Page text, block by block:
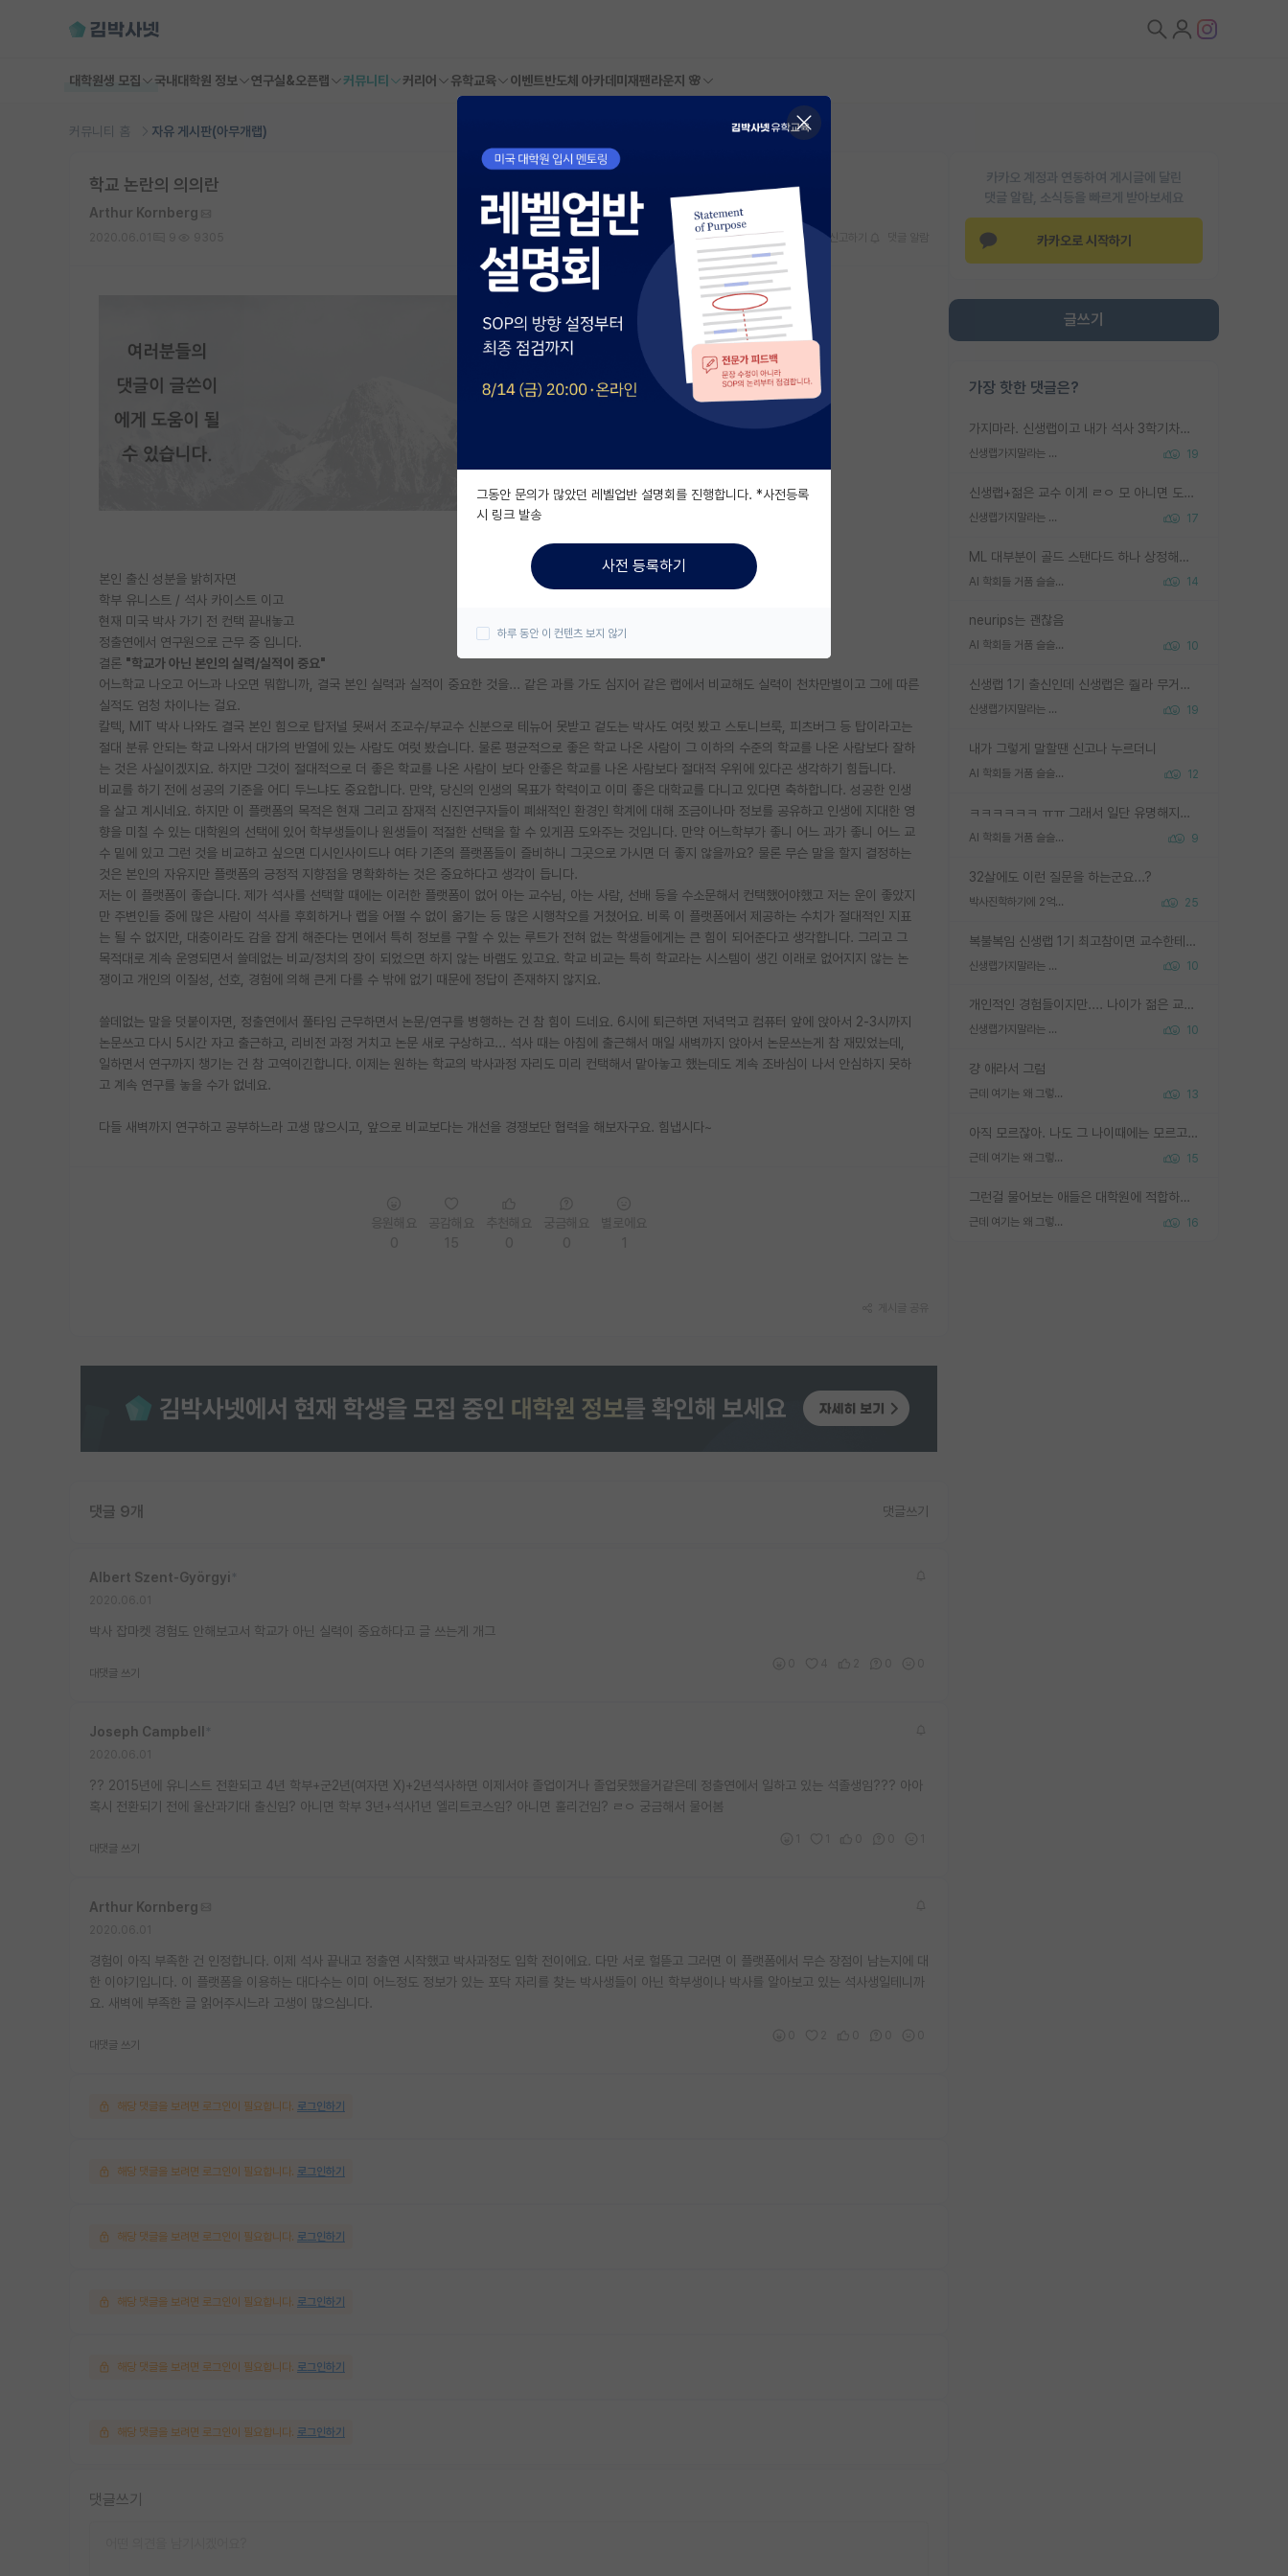
대학원생 모집 국내대학원 정보 연구실&오픈랩 커뮤니티 커리어 유학교육 이벤트반도체 아카데미 재팬라운지 🌸
커뮤니티 홈 자유 게시판(아무개랩)
카카오 계정과 연동하여 게시글에 달린
댓글 알람, 소식등을 빠르게 받아보세요
카카오로 시작하기
글쓰기
가장 핫한 댓글은?
가지마라. 신생랩이고 내가 석사 3학기차인데 최고참인데 나도 아무것도 모르는데 교수가 후배들 왜 논문 교육 안시키냐. 논문 왜 안 써오냐 닦달한다
신생랩가지말라는 이유가 있었구나 19
신생랩+젊은 교수 이게 ㄹㅇ 모 아니면 도인듯.
신생랩가지말라는 이유가 있었구나 17
ML 대부분이 골드 스탠다드 하나 상정해놓고 (벤치마크 데이터셋이 여러 개면 여러 개 상정) 그거 얼마나 잘 맞추나 싸움임 가끔 번뜩이는 설계 철학을 보여주는 논문들도 있지만 대부분 그거 성적 얼마나 더 올리느라에 혈안이 되어 있는 측면이 잇음
AI 학회들 거품 슬슬 지적이 나오네요 14
neurips는 괜찮음
AI 학회들 거품 슬슬 지적이 나오네요 10
신생랩 1기 출신인데 신생랩은 줠라 무거운 바벨 같은거임. 들면 대박인데 못들면 깔려 죽음. 아무도 알려주지 않는 환경에서 자생해야하지만, 일단 살아남았다면 그 어떤 사람보다 악착같고 생존력 높은 사람으로 거듭날 수 있음
신생랩가지말라는 이유가 있었구나 19
내가 그렇게 말할땐 신고나 누르더니
AI 학회들 거품 슬슬 지적이 나오네요 12
ㅋㅋㅋㅋㅋㅋ ㅠㅠ 그래서 일단 유명해지는게 중요한거같습니다
AI 학회들 거품 슬슬 지적이 나오네요 9
32살에도 이런 질문을 하는군요...?
박사진학하기에 2억은 괜찮은 (?) 정도의 경제력인가요 25
복불복임 신생랩 1기 최고참이면 교수한테 직접 지도받는 시간이 매우 많음 제대로 된 교수라면 말이지 그게 아니라면 그냥 넌 해방 불가능한 노예 1호에 감점쓰레기통이 되는거고
신생랩가지말라는 이유가 있었구나 10
개인적인 경험들이지만.... 나이가 젊은 교수일수록 꼰대라는 가면을 쓴 채로 무례함을 행동하는 경우가 거의 90% 정도였음. 나이가 어린데 다른 또래들과 달리 명예, 권력, 재력까지 얻었으니 세상 다 가진 기분이겠지. 오히러 나이 든 교수들이 행동과 말을 더 조심하시더라.
신생랩가지말라는 이유가 있었구나 10
걍 애라서 그럼
근데 여기는 왜 그렇게 SPK를 물어보는거임? 13
아직 모르잖아. 나도 그 나이때에는 모르고 평가 받고 안심하고 싶었어.
근데 여기는 왜 그렇게 SPK를 물어보는거임? 15
그런걸 물어보는 애들은 대학원에 적합하지 않다
근데 여기는 왜 그렇게 SPK를 물어보는거임? 16
학교 논란의 의의란
Arthur Kornberg
스크랩 신고하기
본인 출신 성분을 밝히자면
학부 유니스트 / 석사 카이스트 이고
현재 미국 박사 가기 전 컨택 끝내놓고
정출연에서 연구원으로 근무 중 입니다.
결론 "학교가 아닌 본인의 실력/실적이 중요"
어느학교 나오고 어느과 나오면 뭐합니까, 결국 본인 실력과 실적이 중요한 것을... 같은 과를 가도 심지어 같은 랩에서 비교해도 실력이 천차만별이고 그에 따른
실적도 엄청 차이나는 걸요.
칼텍, MIT 박사 나와도 결국 본인 힘으로 탑저널 못써서 조교수/부교수 신분으로 테뉴어 못받고 겉도는 박사도 여럿 봤고 스토니브룩, 피츠버그 등 탑이라고는
절대 분류 안되는 학교 나와서 대가의 반열에 있는 사람도 여럿 봤습니다. 물론 평균적으로 좋은 학교 나온 사람이 그 이하의 수준의 학교를 나온 사람보다 잘하
는 것은 사실이겠지요. 하지만 그것이 절대적으로 더 좋은 학교를 나온 사람이 보다 안좋은 학교를 나온 사람보다 절대적 우위에 있다곤 생각하기 힘듭니다.
비교를 하기 전에 성공의 기준을 어디 두느냐도 중요합니다. 만약, 당신의 인생의 목표가 학력이고 이미 좋은 대학교를 다니고 있다면 축하합니다. 성공한 인생
을 살고 계시네요. 하지만 이 플랫폼의 목적은 현재 그리고 잠재적 신진연구자들이 폐쇄적인 환경인 학계에 대해 조금이나마 정보를 공유하고 인생에 지대한 영
향을 미칠 수 있는 대학원의 선택에 있어 학부생들이나 원생들이 적절한 선택을 할 수 있게끔 도와주는 것입니다. 만약 어느학부가 좋니 어느 과가 좋니 어느 교
수 밑에 있고 그런 것을 비교하고 싶으면 디시인사이드나 여타 기존의 플랫폼들이 즐비하니 그곳으로 가시면 더 좋지 않을까요? 물론 무슨 말을 할지 결정하는
것은 본인의 자유지만 플랫폼의 긍정적 지향점을 명확화하는 것은 중요하다고 생각이 듭니다.
저는 이 플랫폼이 좋습니다. 제가 석사를 선택할 때에는 이러한 플랫폼이 없어 아는 교수님, 아는 사람, 선배 등을 수소문해서 컨택했어야했고 저는 운이 좋았지
만 주변인들 중에 많은 사람이 석사를 후회하거나 랩을 어쩔 수 없이 옮기는 등 많은 시행착오를 거쳤어요. 비록 이 플랫폼에서 제공하는 수치가 절대적인 지표
는 될 수 없지만, 대충이라도 감을 잡게 해준다는 면에서 특히 정보를 구할 수 있는 루트가 전혀 없는 학생들에게는 큰 힘이 되어준다고 생각합니다. 그리고 그
목적대로 계속 운영되면서 쓸데없는 비교/정치의 장이 되었으면 하지 않는 바램도 있고요. 학교 비교는 특히 학교라는 시스템이 생긴 이래로 없어지지 않는 논
쟁이고 개인의 이질성, 선호, 경험에 의해 큰게 다를 수 밖에 없기 때문에 정답이 존재하지 않지요.
쓸데없는 말을 덧붙이자면, 정출연에서 풀타임 근무하면서 논문/연구를 병행하는 건 참 힘이 드네요. 6시에 퇴근하면 저녁먹고 컴퓨터 앞에 앉아서 2-3시까지
논문쓰고 다시 5시간 자고 출근하고, 리비전 과정 거치고 논문 새로 구상하고... 석사 때는 아침에 출근해서 매일 새벽까지 앉아서 논문쓰는게 참 재밌었는데,
일하면서 연구까지 챙기는 건 참 고역이긴합니다. 이제는 원하는 학교의 박사과정 자리도 미리 컨택해서 맡아놓고 했는데도 계속 조바심이 나서 안심하지 못하
고 계속 연구를 놓을 수가 없네요.
다들 새벽까지 연구하고 공부하느라 고생 많으시고, 앞으로 비교보다는 개선을 경쟁보단 협력을 해보자구요. 힘냅시다~
댓글 9개 댓글쓰기
Albert Szent-Györgyi
박사 잡마켓 경험도 안해보고서 학교가 아닌 실력이 중요하다고 글 쓰는게 개그
대댓글 쓰기
Joseph Campbell
?? 2015년에 유니스트 전환되고 4년 학부+군2년(여자면 X)+2년석사하면 이제서야 졸업이거나 졸업못했을거같은데 정출연에서 일하고 있는 석졸생임??? 아아
혹시 전환되기 전에 울산과기대 출신임? 아니면 학부 3년+석사1년 엘리트코스임? 아니면 훌리건임? ㄹㅇ 궁금해서 물어봄
대댓글 쓰기
Arthur Kornberg
경험이 아직 부족한 건 인정합니다. 이제 석사 끝내고 정출연 시작했고 박사과정도 입학 전이에요. 다만 서로 헐뜯고 그러면 이 플랫폼에서 무슨 장점이 남는지에 대
한 이야기입니다. 이 플랫폼을 이용하는 대다수는 이미 어느정도 정보가 있는 포닥 자리를 찾는 박사생들이 아닌 학부생이나 박사를 알아보고 있는 석사생일테니까
요. 새벽에 부족한 글 읽어주시느라 고생이 많으십니다.
대댓글 쓰기
해당 댓글을 보려면 로그인이 필요합니다. 로그인하기
해당 댓글을 보려면 로그인이 필요합니다. 로그인하기
해당 댓글을 보려면 로그인이 필요합니다. 로그인하기
해당 댓글을 보려면 로그인이 필요합니다. 로그인하기
해당 댓글을 보려면 로그인이 필요합니다. 로그인하기
해당 댓글을 보려면 로그인이 필요합니다. 로그인하기
댓글쓰기
그동안 문의가 많았던 레벨업반 설명회를 진행합니다. *사전등록
시 링크 발송
사전 등록하기
하루 동안 이 컨텐츠 보지 않기